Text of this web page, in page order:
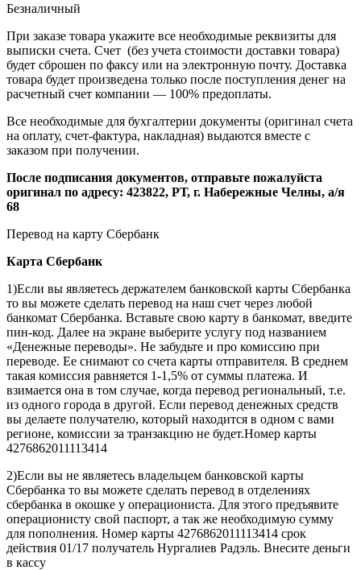
Безналичный
При заказе товара укажите все необходимые реквизиты для
выписки счета. Счет (без учета стоимости доставки товара)
будет сброшен по факсу или на электронную почту. Доставка
товара будет произведена только после поступления денег на
расчетный счет компании — 100% предоплаты.
Все необходимые для бухгалтерии документы (оригинал счета
на оплату, счет-фактура, накладная) выдаются вместе с
заказом при получении.
После подписания документов, отправьте пожалуйста
оригинал по адресу: 423822, РТ, г. Набережные Челны, а/я
68
Перевод на карту Сбербанк
Карта Сбербанк
1)Если вы являетесь держателем банковской карты Сбербанка
то вы можете сделать перевод на наш счет через любой
банкомат Сбербанка. Вставьте свою карту в банкомат, введите
пин-код. Далее на экране выберите услугу под названием
«Денежные переводы». Не забудьте и про комиссию при
переводе. Ее снимают со счета карты отправителя. В среднем
такая комиссия равняется 1-1,5% от суммы платежа. И
взимается она в том случае, когда перевод региональный, т.е.
из одного города в другой. Если перевод денежных средств
вы делаете получателю, который находится в одном с вами
регионе, комиссии за транзакцию не будет.Номер карты
4276862011113414
2)Если вы не являетесь владельцем банковской карты
Сбербанка то вы можете сделать перевод в отделениях
сбербанка в окошке у операциониста. Для этого предъявите
операционисту свой паспорт, а так же необходимую сумму
для пополнения. Номер карты 4276862011113414 срок
действия 01/17 получатель Нургалиев Радэль. Внесите деньги
в кассу